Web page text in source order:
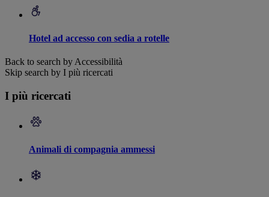
Hotel ad accesso con sedia a rotelle
Back to search by Accessibilità
Skip search by I più ricercati
I più ricercati
Animali di compagnia ammessi